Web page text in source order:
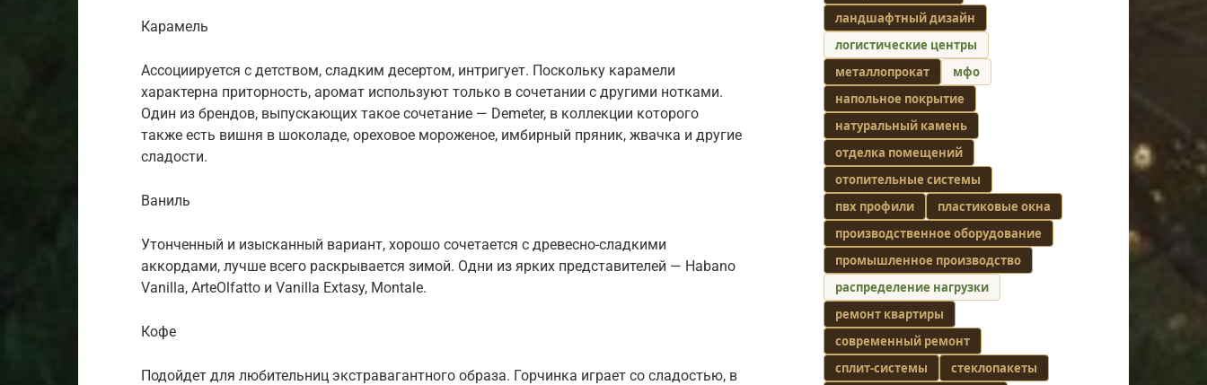
Карамель
Ассоциируется с детством, сладким десертом, интригует. Поскольку карамели
характерна приторность, аромат используют только в сочетании с другими нотками.
Один из брендов, выпускающих такое сочетание — Demeter, в коллекции которого
также есть вишня в шоколаде, ореховое мороженое, имбирный пряник, жвачка и другие
сладости.
Ваниль
Утонченный и изысканный вариант, хорошо сочетается с древесно-сладкими
аккордами, лучше всего раскрывается зимой. Одни из ярких представителей — Habano
Vanilla, ArteOlfatto и Vanilla Extasy, Montale.
Кофе
Подойдет для любительниц экстравагантного образа. Горчинка играет со сладостью, в
ландшафтный дизайн
логистические центры
металлопрокат
мфо
напольное покрытие
натуральный камень
отделка помещений
отопительные системы
пвх профили
пластиковые окна
производственное оборудование
промышленное производство
распределение нагрузки
ремонт квартиры
современный ремонт
сплит-системы
стеклопакеты